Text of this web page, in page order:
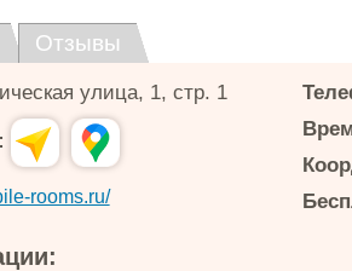
Отзывы
улица, 1, стр. 1
rooms.ru/